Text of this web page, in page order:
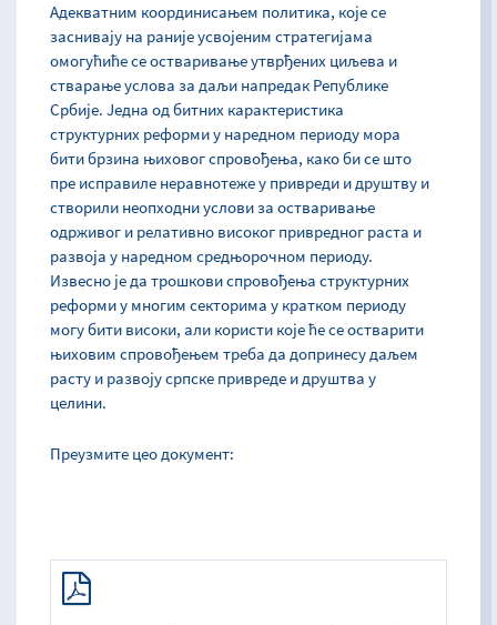
Адекватним координисањем политика, које се
заснивају на раније усвојеним стратегијама
омогућиће се остваривање утврђених циљева и
стварање услова за даљи напредак Републике
Србије. Једна од битних карактеристика
структурних реформи у наредном периоду мора
бити брзина њиховог спровођења, како би се што
пре исправиле неравнотеже у привреди и друштву и
створили неопходни услови за остваривање
одрживог и релативно високог привредног раста и
развоја у наредном средњорочном периоду.
Извесно је да трошкови спровођења структурних
реформи у многим секторима у кратком периоду
могу бити високи, али користи које ће се остварити
њиховим спровођењем треба да допринесу даљем
расту и развоју српске привреде и друштва у
целини.
Преузмите цео документ: